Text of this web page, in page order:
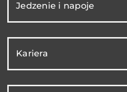
Jedzenie i napoje
Kariera